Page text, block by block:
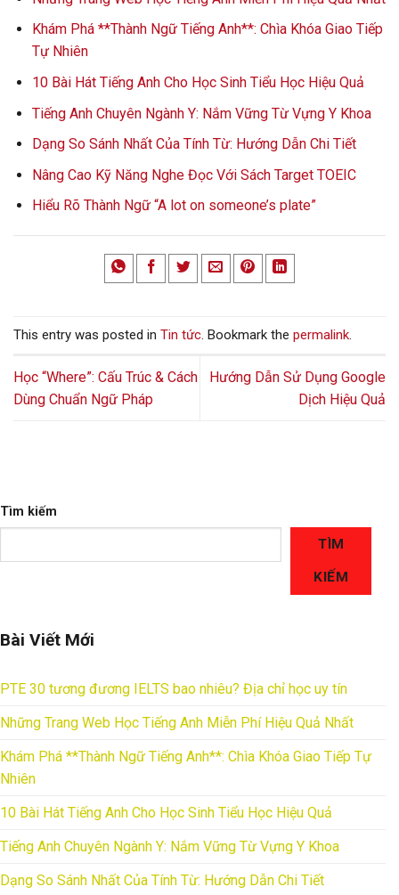
Khám Phá **Thành Ngữ Tiếng Anh**: Chìa Khóa Giao Tiếp
Tự Nhiên
10 Bài Hát Tiếng Anh Cho Học Sinh Tiểu Học Hiệu Quả
Tiếng Anh Chuyên Ngành Y: Nắm Vững Từ Vựng Y Khoa
Dạng So Sánh Nhất Của Tính Từ: Hướng Dẫn Chi Tiết
Nâng Cao Kỹ Năng Nghe Đọc Với Sách Target TOEIC
Hiểu Rõ Thành Ngữ “A lot on someone’s plate”
This entry was posted in Tin tức. Bookmark the permalink.
Học “Where”: Cấu Trúc & Cách
Dùng Chuẩn Ngữ Pháp
Hướng Dẫn Sử Dụng Google
Dịch Hiệu Quả
Tìm kiếm
TÌM
KIẾM
Bài Viết Mới
PTE 30 tương đương IELTS bao nhiêu? Địa chỉ học uy tín
Những Trang Web Học Tiếng Anh Miễn Phí Hiệu Quả Nhất
Khám Phá **Thành Ngữ Tiếng Anh**: Chìa Khóa Giao Tiếp Tự
Nhiên
10 Bài Hát Tiếng Anh Cho Học Sinh Tiểu Học Hiệu Quả
Tiếng Anh Chuyên Ngành Y: Nắm Vững Từ Vựng Y Khoa
Dạng So Sánh Nhất Của Tính Từ: Hướng Dẫn Chi Tiết